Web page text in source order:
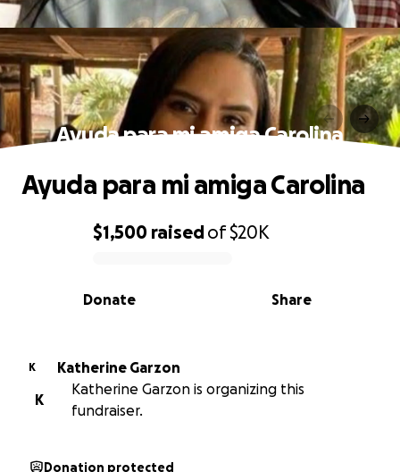
Ayuda para mi amiga Carolina
0% complete
$1,500 raisedof$20K
Share
Donate
Ayuda para mi amiga Carolina
K
Katherine Garzon
K
Katherine Garzon is organizing this
fundraiser.
Donation protected